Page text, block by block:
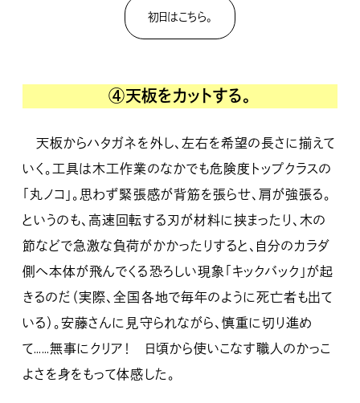
初日はこちら。
④天板をカットする。
天板からハタガネを外し、左右を希望の長さに揃えて
いく。工具は木工作業のなかでも危険度トップクラスの
「丸ノコ」。思わず緊張感が背筋を張らせ、肩が強張る。
というのも、高速回転する刃が材料に挟まったり、木の
節などで急激な負荷がかかったりすると、自分のカラダ
側へ本体が飛んでくる恐ろしい現象「キックバック」が起
きるのだ（実際、全国各地で毎年のように死亡者も出て
いる）。安藤さんに見守られながら、慎重に切り進め
て……無事にクリア！ 日頃から使いこなす職人のかっこ
よさを身をもって体感した。